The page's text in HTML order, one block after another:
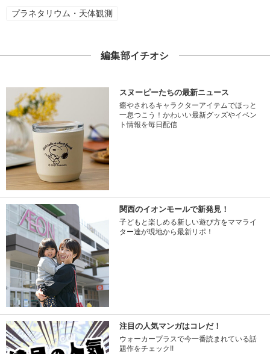
プラネタリウム・天体観測
編集部イチオシ
スヌーピーたちの最新ニュース
癒やされるキャラクターアイテムでほっと
一息つこう！かわいい最新グッズやイベン
ト情報を毎日配信
関西のイオンモールで新発見！
子どもと楽しめる新しい遊び方をママライ
ター達が現地から最新リポ！
注目の人気マンガはコレだ！
ウォーカープラスで今一番読まれている話
題作をチェック!!